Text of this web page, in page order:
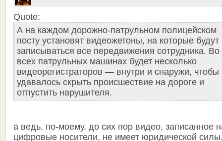
Quote:
А на каждом дорожно-патрульном полицейском
посту установят видеожетоны, на которые будут
записываться все передвижения сотрудника. Во
всех патрульных машинах будет несколько
видеорегистраторов — внутри и снаружи, чтобы
удавалось скрыть происшествие на дороге и
отпустить нарушителя.
а ведь, по-моему, до сих пор видео, записанное
цифровые носители, не имеет юридической